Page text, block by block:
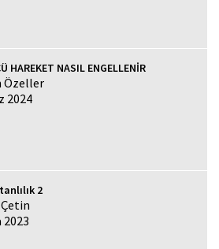
HAREKET NASIL ENGELLENİR
Özeller
2024
2
2023